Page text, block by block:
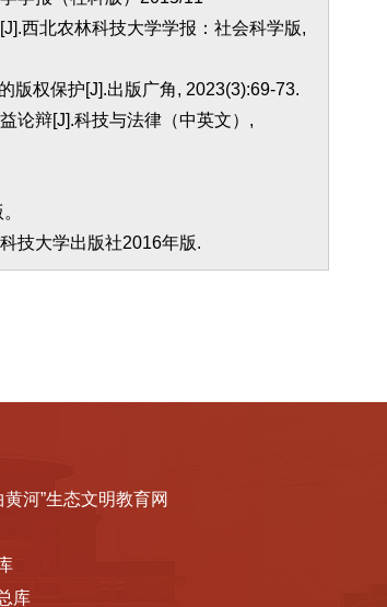
西北农林科技大学学报：社会科学版,
版权保护[J].出版广角, 2023(3):69-73.
论辩[J].科技与法律（中英文）,
技大学出版社2016年版.
河”生态文明教育网
库